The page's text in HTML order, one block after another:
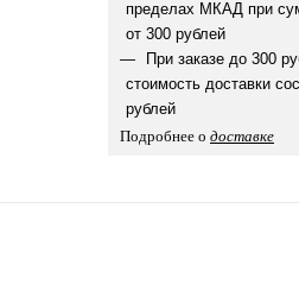
пределах МКАД при
от 300 рублей
При заказе до 300
стоимость доставки
рублей
Подробнее о доставке